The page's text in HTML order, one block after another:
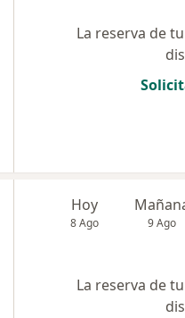
La reserva de
Hoy
8 Ago 9 Ago
La reserva de